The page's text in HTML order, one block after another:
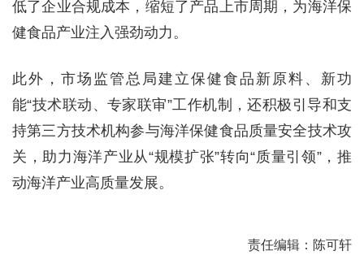
低了企业合规成本，缩短了产品上市周期，为海洋保
健食品产业注入强劲动力。
此外，市场监管总局建立保健食品新原料、新功
能“技术联动、专家联审”工作机制，还积极引导和支
持第三方技术机构参与海洋保健食品质量安全技术攻
关，助力海洋产业从“规模扩张”转向“质量引领”，推
动海洋产业高质量发展。
责任编辑：陈可轩